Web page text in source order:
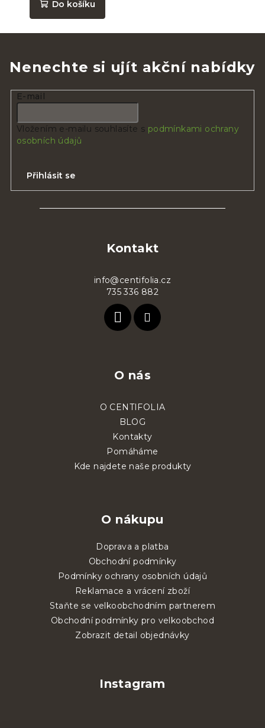
Do košíku
Nenechte si ujít akční nabídky
E-mail
Vložením e-mailu souhlasíte s podmínkami ochrany
osobních údajů
Přihlásit se
Kontakt
info@centifolia.cz
735 336 882
O nás
O CENTIFOLIA
BLOG
Kontakty
Pomáháme
Kde najdete naše produkty
O nákupu
Doprava a platba
Obchodní podmínky
Podmínky ochrany osobních údajů
Reklamace a vrácení zboží
Staňte se velkoobchodním partnerem
Obchodní podmínky pro velkoobchod
Zobrazit detail objednávky
Instagram